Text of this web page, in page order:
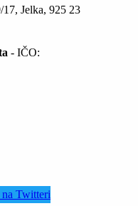
Jelka, 925 23
- IČO: